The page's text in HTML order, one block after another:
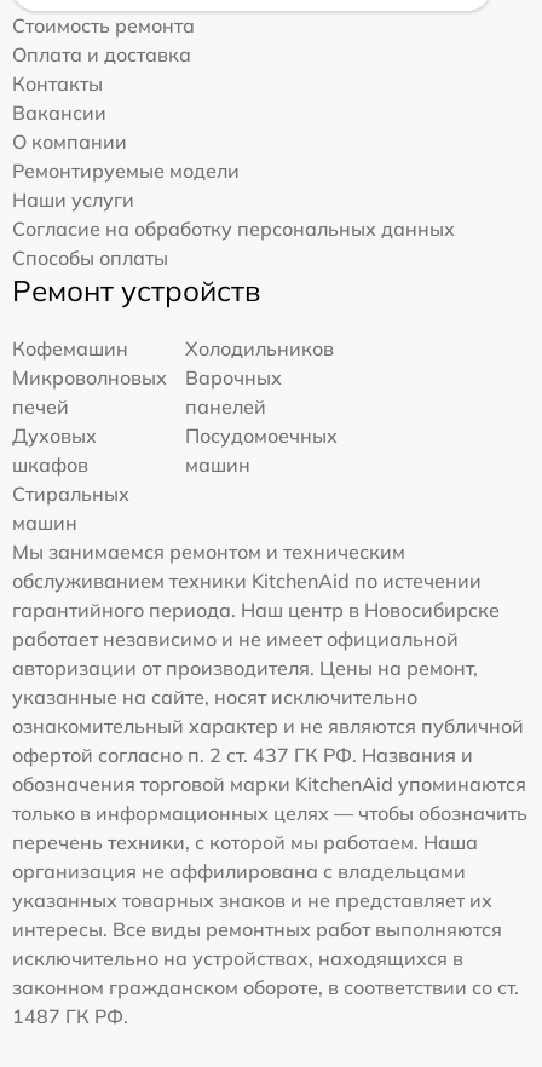
Стоимость ремонта
Оплата и доставка
Контакты
Вакансии
О компании
Ремонтируемые модели
Наши услуги
Согласие на обработку персональных данных
Способы оплаты
Ремонт устройств
Кофемашин
Холодильников
Микроволновых
печей
Варочных
панелей
Духовых
шкафов
Посудомоечных
машин
Стиральных
машин
Мы занимаемся ремонтом и техническим
обслуживанием техники KitchenAid по истечении
гарантийного периода. Наш центр в Новосибирске
работает независимо и не имеет официальной
авторизации от производителя. Цены на ремонт,
указанные на сайте, носят исключительно
ознакомительный характер и не являются публичной
офертой согласно п. 2 ст. 437 ГК РФ. Названия и
обозначения торговой марки KitchenAid упоминаются
только в информационных целях — чтобы обозначить
перечень техники, с которой мы работаем. Наша
организация не аффилирована с владельцами
указанных товарных знаков и не представляет их
интересы. Все виды ремонтных работ выполняются
исключительно на устройствах, находящихся в
законном гражданском обороте, в соответствии со ст.
1487 ГК РФ.